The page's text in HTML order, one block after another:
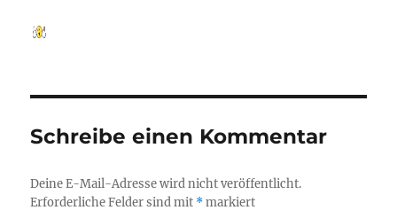
Schreibe einen Kommentar
Deine E-Mail-Adresse wird nicht veröffentlicht.
Erforderliche Felder sind mit *markiert